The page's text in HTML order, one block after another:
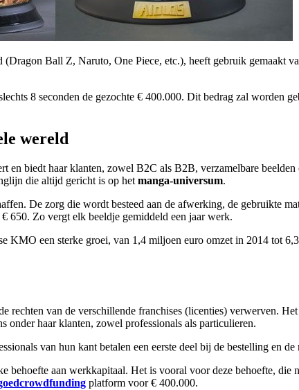
(Dragon Ball Z, Naruto, One Piece, etc.), heeft gebruik gemaakt
8 seconden de gezochte € 400.000. Dit bedrag zal worden
wereld
biedt haar klanten, zowel B2C als B2B, verzamelbare beelden
die altijd gericht is op het manga-universum.
De zorg die wordt besteed aan de afwerking, de gebruikte
650. Zo vergt elk beeldje gemiddeld een jaar werk.
KMO een sterke groei, van 1,4 miljoen euro omzet in 2014 tot
rechten van de verschillende franchises (licenties) verwerven.
onder haar klanten, zowel professionals als particulieren.
van hun kant betalen een eerste deel bij de bestelling en de
behoefte aan werkkapitaal. Het is vooral voor deze behoefte, die
platform voor € 400.000.